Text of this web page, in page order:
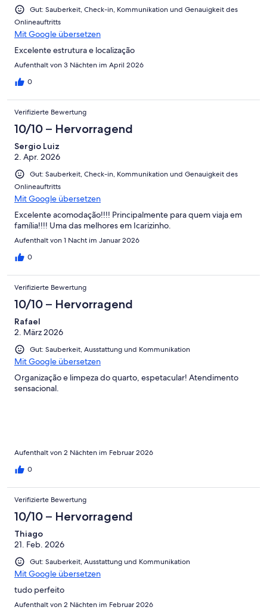
Gut: Sauberkeit, Check-in, Kommunikation und Genauigkeit des
Onlineauftritts
Mit Google übersetzen
Excelente estrutura e localização
Aufenthalt von 3 Nächten im April 2026
0
Verifizierte Bewertung
10/10 – Hervorragend
Sergio Luiz
2. Apr. 2026
Gut: Sauberkeit, Check-in, Kommunikation und Genauigkeit des
Onlineauftritts
Mit Google übersetzen
Excelente acomodação!!!! Principalmente para quem viaja em
família!!!! Uma das melhores em Icarizinho.
Aufenthalt von 1 Nacht im Januar 2026
0
Verifizierte Bewertung
10/10 – Hervorragend
Rafael
2. März 2026
Gut: Sauberkeit, Ausstattung und Kommunikation
Mit Google übersetzen
Organização e limpeza do quarto, espetacular! Atendimento
sensacional.
Aufenthalt von 2 Nächten im Februar 2026
0
Verifizierte Bewertung
10/10 – Hervorragend
Thiago
21. Feb. 2026
Gut: Sauberkeit, Ausstattung und Kommunikation
Mit Google übersetzen
tudo perfeito
Aufenthalt von 2 Nächten im Februar 2026